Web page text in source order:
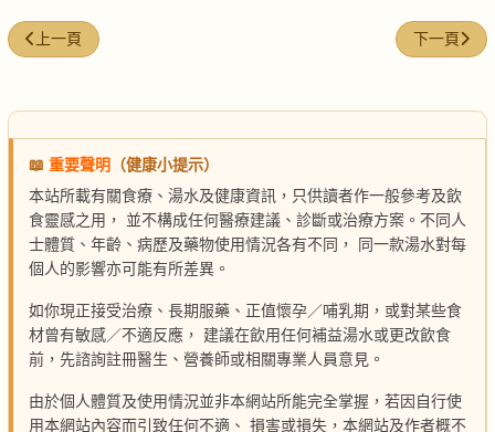
上一篇文章: 飯後茶減肥法
上一頁 下一篇文章
下一頁
📖 重要聲明
（健康小提示）
本站所載有關食療、湯水及健康資訊，只供讀者作一般參考及飲
食靈感之用， 並不構成任何醫療建議、診斷或治療方案。不同人
士體質、年齡、病歷及藥物使用情況各有不同， 同一款湯水對每
個人的影響亦可能有所差異。
如你現正接受治療、長期服藥、正值懷孕／哺乳期，或對某些食
材曾有敏感／不適反應， 建議在飲用任何補益湯水或更改飲食
前，先諮詢註冊醫生、營養師或相關專業人員意見。
由於個人體質及使用情況並非本網站所能完全掌握，若因自行使
用本網站內容而引致任何不適、 損害或損失，本網站及作者概不